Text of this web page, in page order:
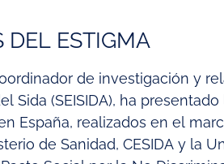
DEL ESTIGMA
de investigación y
Sida (SEISIDA), ha
España, realizados en el
de Sanidad, CESIDA y la